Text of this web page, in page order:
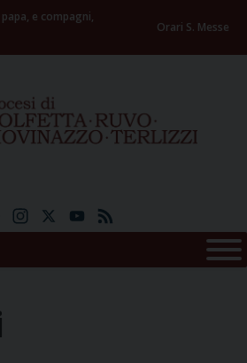
e compagni,
Orari S. Messe
FacebookInstagramYouTube